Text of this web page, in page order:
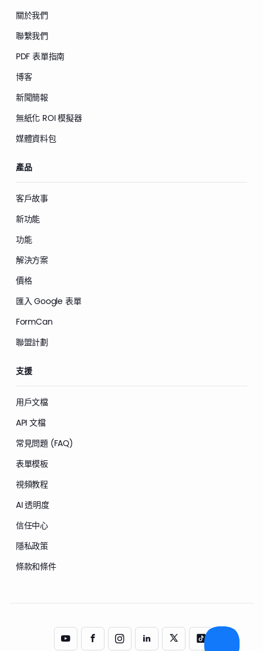
關於我們
聯繫我們
PDF 表單指南
博客
新聞簡報
無紙化 ROI 模擬器
媒體資料包
產品
客戶故事
新功能
功能
解決方案
價格
匯入 Google 表單
FormCan
聯盟計劃
支援
用戶文檔
API 文檔
常見問題 (FAQ)
表單模板
視頻教程
AI 透明度
信任中心
隱私政策
條款和條件